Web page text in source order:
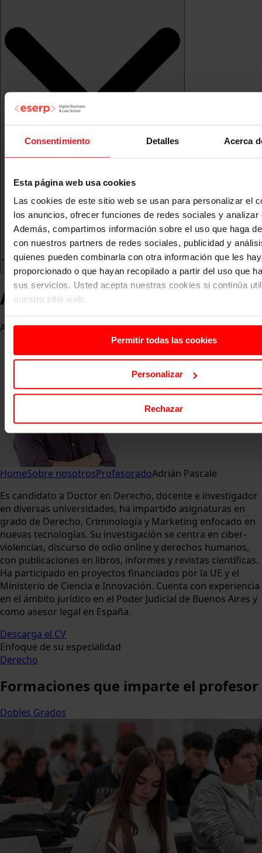
Consentimiento Detalles Acerca
Esta página web usa cookies
Las cookies de este sitio web se usan para personalizar el
los anuncios, ofrecer funciones de redes sociales y analizar
Además, compartimos información sobre el uso que haga
con nuestros partners de redes sociales, publicidad y
quienes pueden combinarla con otra información que les
proporcionado o que hayan recopilado a partir del uso que
sus servicios. Usted acepta nuestras cookies si continúa
nuestro sitio web.
Permitir todas las cookies
Personalizar
Rechazar
Adrián Pascale
Abogado
HomeSobre nosotrosProfesoradoAdrián Pascale
Es candidato a Doctor en Derecho, docente e investigador
en diversas universidades, ha impartido asignaturas en
grado de Derecho, Criminología y Marketing enfocado en
nuevas tecnologías. Su investigación se centra en ciber-
violencias, discurso de odio online y derechos humanos,
con publicaciones en libros, informes y revistas científicas.
Ha participado en proyectos financiados por la UE y el
Ministerio de Ciencia e Innovación. Cuenta con experiencia
en el ámbito jurídico en el Poder Judicial de Buenos Aires y
como asesor legal en España.
Descarga el CV
Enfoque de su especialidad
Derecho
Formaciones que imparte el profesor
Dobles Grados